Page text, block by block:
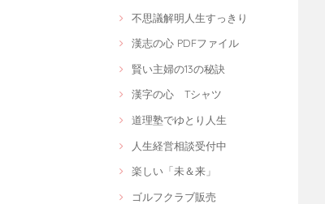
不思議解明人生すっきり
漢志の心 PDFファイル
賢い主婦の13の秘訣
漢字の心 Tシャツ
道理塾でゆとり人生
人生経営相談受付中
楽しい「未＆来」
ゴルフクラブ販売